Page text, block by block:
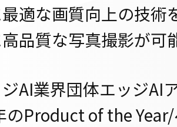
適な画質向上の技術
品質な写真撮影が可
AI業界団体エッジAI
のProduct of the